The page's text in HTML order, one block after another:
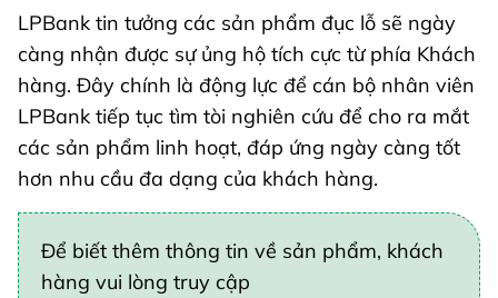
LPBank tin tưởng các sản phẩm đục lỗ sẽ ngày
càng nhận được sự ủng hộ tích cực từ phía Khách
hàng. Đây chính là động lực để cán bộ nhân viên
LPBank tiếp tục tìm tòi nghiên cứu để cho ra mắt
các sản phẩm linh hoạt, đáp ứng ngày càng tốt
hơn nhu cầu đa dạng của khách hàng.
Để biết thêm thông tin về sản phẩm, khách
hàng vui lòng truy cập